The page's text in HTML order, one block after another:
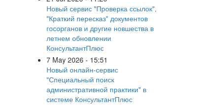
Новый сервис "Проверка ссылок",
"Краткий пересказ" документов
госорганов и другие новшества в
летнем обновлении
КонсультантПлюс
7 May 2026 - 15:51
Новый онлайн-сервис
"Специальный поиск
административной практики" в
системе КонсультантПлюс